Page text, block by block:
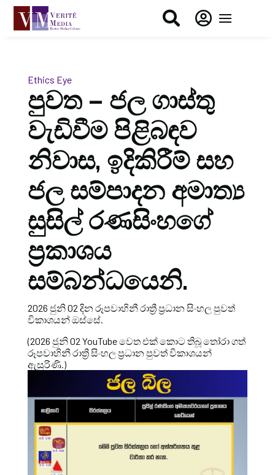
 
Ethics Eye
පුවත – ජල ගාස්තු
වැඩිවීම පිළිබඳව
නිවාස, ඉදිකිරීම් සහ
ජල සම්පාදන අමාත්‍ය
සුසිල් රණසිංහගේ
ප්‍රකාශය
සම්බන්ධයෙනි.
2026 ජුනි 02 දින රූපවාහිනී රාත්‍රී ප්‍රධාන සිංහල පුවත්
විකාශයන් ඔස්සේ.
(2026 ජුනි 02 YouTube වෙත එක් කොට තිබූ තෝරා ගත්
රූපවාහිනී රාත්‍රී සිංහල ප්‍රධාන පුවත් විකාශයන්
ඇසුරිණි.)